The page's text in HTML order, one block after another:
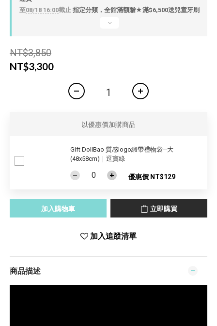
至08/18 16:00截止 指定分類，全館滿額贈★滿$6,500送兒童牙刷
NT$3,850
NT$3,300
以優惠價加購商品
Gift DollBao 質感logo緞帶禮物袋─大
(48x58cm)｜逗寶綠
優惠價 NT$129
加入購物車 立即購買
加入追蹤清單
商品描述